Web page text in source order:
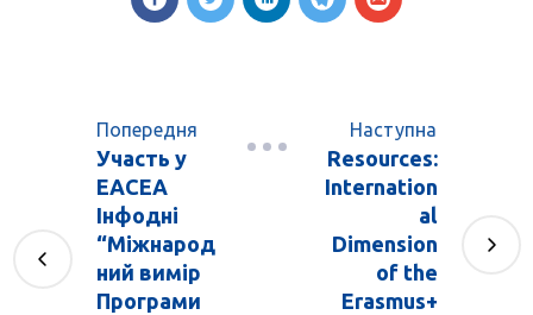
Попередня
Участь у
ЕАСЕА
Інфодні
“Міжнарод
ний вимір
Програми
Наступна
Resources:
Internation
al
Dimension
of the
Erasmus+